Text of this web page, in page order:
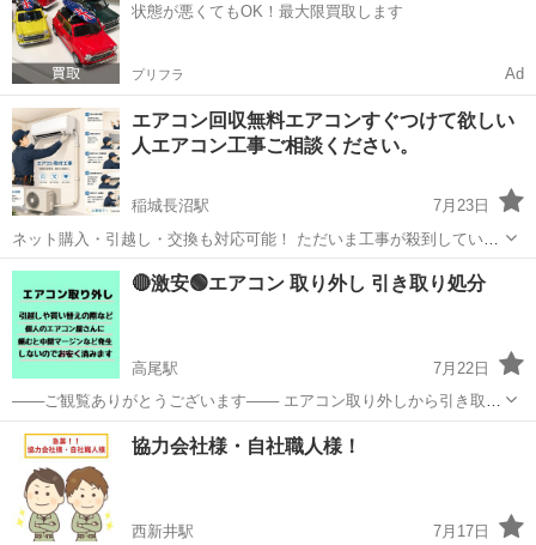
...
状態が悪くてもOK！最大限買取します
プリフラ Ad
エアコン回収無料エアコンすぐつけて欲しい
人エアコン工事ご相談ください。
稲城長沼駅
7月23日
ネット購入・引越し・交換も対応可能！ ただいま工事が殺到している
ため、返信が遅くなる場合があります。ご了承下さい。 「エアコンを
買ったけど取り付け業者が見つからない…」 「できるだけ丁寧な業者
にお願いしたい…」 「追加料金...
東京 稲城市 稲城長沼駅 電気工事 無料
🔴激安🟢エアコン 取り外し 引き取り処分
高尾駅
7月22日
───ご観覧ありがとうございます─── エアコン取り外しから引き取り
処分まで 致します。 🟣取り外し以外に、取り付け、EV工事等も 受け
付けていますので お気軽になんでもご相談下さい。 ━━━━━━基本
料金説明━━━...
東京 八王子市 高尾駅 電気工事 取り外し
協力会社様・自社職人様！
西新井駅
7月17日